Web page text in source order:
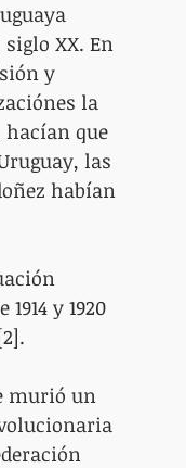
XX. En
y
la
hacían que
las
habían
y 1920
murió un